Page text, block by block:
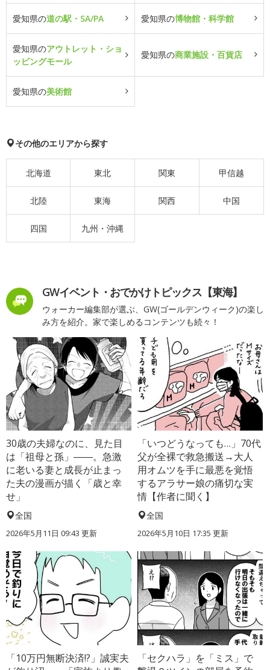
愛知県の道の駅・SA/PA 愛知県の博物館・科学館
愛知県のアウトレット・ショ
ッピングモール
愛知県の商業施設・百貨店
愛知県の美術館
その他のエリアから探す
北海道 東北 関東 甲信越
北陸 東海 関西 中国
四国 九州・沖縄
GWイベント・おでかけトピックス【東海】
ウォーカー編集部が選ぶ、GW(ゴールデンウィーク)の楽し
み方を紹介。家で楽しめるコンテンツも続々！
30歳の夫婦なのに、見た目
は「祖母と孫」――。急激
に老いる妻と成長が止まっ
た夫の漫画が描く「歳と幸
せ」
全国
2026年5月11日 09:43 更新
「いつどうなっても…」70代
父が全裸で救急搬送→大人
用オムツを手に最悪を覚悟
するアラサー娘の痛切な実
情【作者に聞く】
全国
2026年5月10日 17:35 更新
「10万円無断決済!?」誠実夫
「セクハラ」を「ミス」で